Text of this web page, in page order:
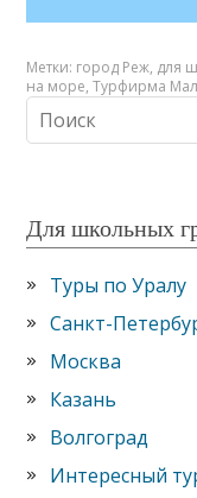
Метки: город Реж, для
на море,Турфирма
Для школьных
Туры по Уралу
Санкт-
Москва
Казань
Волгоград
Интересный